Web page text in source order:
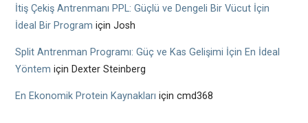
İtiş Çekiş Antrenmanı PPL: Güçlü ve Dengeli Bir Vücut İçin
İdeal Bir Program içinJosh
Split Antrenman Programı: Güç ve Kas Gelişimi İçin En İdeal
Yöntem için Dexter Steinberg
En Ekonomik Protein Kaynakları içincmd368